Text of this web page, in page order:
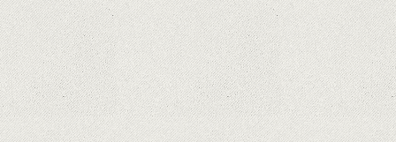
iPhone 12 Mini, bijuteria - TECH REVIEW
Apple cedează, în sfârșit. Piese de schimb pentru
iPhone și Mac, puse în vânzare